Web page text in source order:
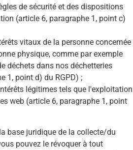
de sécurité et des dispositions
(article 6, paragraphe 1, point c)
vitaux de la personne concernée
physique, comme par exemple
déchets dans nos déchetteries
1, point d) du RGPD) ;
légitimes tels que l'exploitation
web (article 6, paragraphe 1, point
base juridique de la collecte/du
pouvez le révoquer à tout